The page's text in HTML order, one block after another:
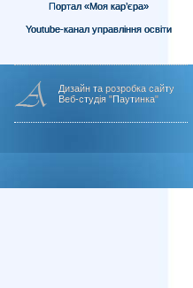
Портал «Моя кар’єра»
Youtube-канал управління освіти
Дизайн та розробка сайту
Веб-студія "Паутинка"